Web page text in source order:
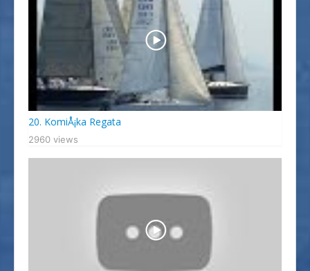
20. KomiÅ¡ka Regata
2960 views